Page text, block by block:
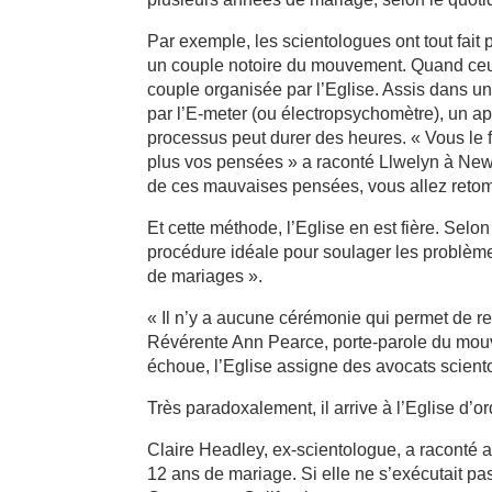
Par exemple, les scientologues ont tout fait
un couple notoire du mouvement. Quand
couple organisée par l’Eglise. Assis dans
par l’E-meter (ou électropsychomètre), un
processus peut durer des heures. « Vous
plus vos pensées » a raconté Llwelyn à
de ces mauvaises pensées, vous allez
Et cette méthode, l’Eglise en est fière.
procédure idéale pour soulager les
de mariages ».
« Il n’y a aucune cérémonie qui permet de
Révérente Ann Pearce, porte-parole du
échoue, l’Eglise assigne des avocats
Très paradoxalement, il arrive à l’Eglise
Claire Headley, ex-scientologue, a raconté
12 ans de mariage. Si elle ne s’exécutait